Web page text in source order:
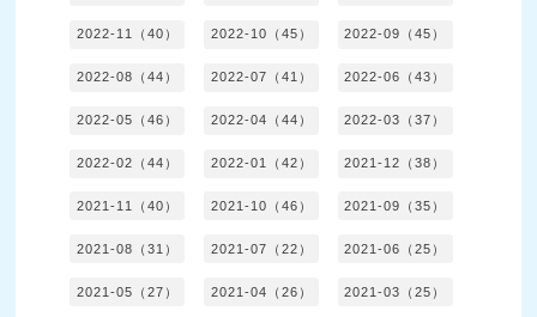
2022-11（40） 2022-10（45） 2022-09（45）
2022-08（44） 2022-07（41） 2022-06（43）
2022-05（46） 2022-04（44） 2022-03（37）
2022-02（44） 2022-01（42） 2021-12（38）
2021-11（40） 2021-10（46） 2021-09（35）
2021-08（31） 2021-07（22） 2021-06（25）
2021-05（27） 2021-04（26） 2021-03（25）